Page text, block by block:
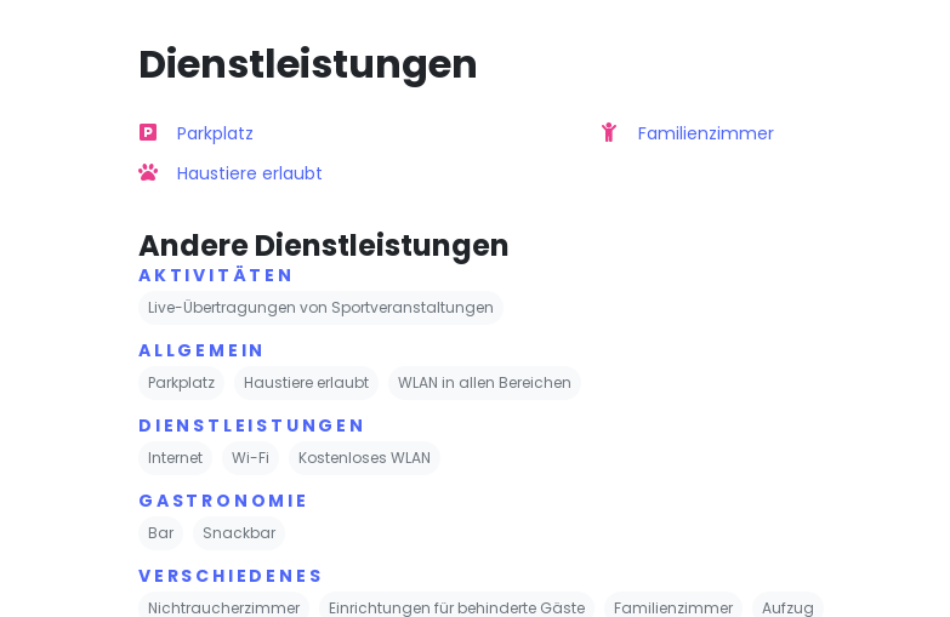
Dienstleistungen
Parkplatz
Haustiere erlaubt
Familienzimmer
Andere Dienstleistungen
AKTIVITÄTEN
Live-Übertragungen von Sportveranstaltungen
ALLGEMEIN
Parkplatz Haustiere erlaubt WLAN in allen Bereichen
DIENSTLEISTUNGEN
Internet Wi-Fi Kostenloses WLAN
GASTRONOMIE
Bar Snackbar
VERSCHIEDENES
Nichtraucherzimmer Einrichtungen für behinderte Gäste Familienzimmer Aufzug